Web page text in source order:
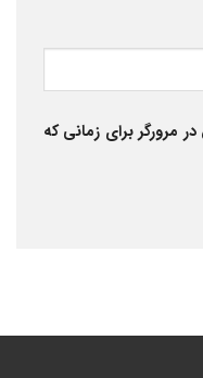
مرورگر برای زمانی که